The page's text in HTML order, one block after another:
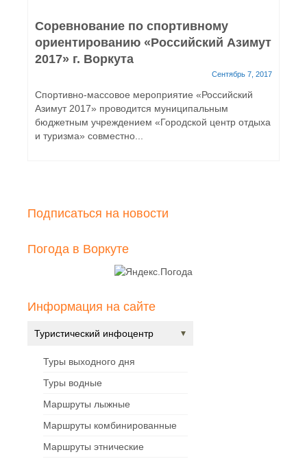
Соревнование по спортивному
ориентированию «Российский Азимут
2017» г. Воркута
Сентябрь 7, 2017
Спортивно-массовое мероприятие «Российский
Азимут 2017» проводится муниципальным
бюджетным учреждением «Городской центр отдыха
и туризма» совместно...
Подписаться на новости
Погода в Воркуте
Информация на сайте
Туристический инфоцентр
Туры выходного дня
Туры водные
Маршруты лыжные
Маршруты комбинированные
Маршруты этнические